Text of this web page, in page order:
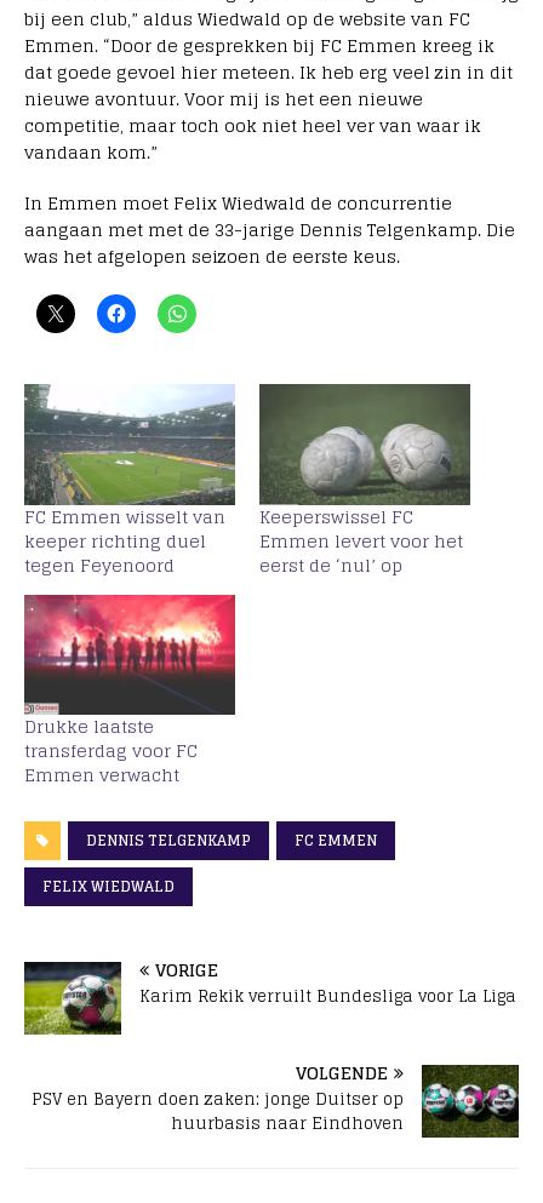
bij een club,” aldus Wiedwald op de website van FC
Emmen. “Door de gesprekken bij FC Emmen kreeg ik
dat goede gevoel hier meteen. Ik heb erg veel zin in dit
nieuwe avontuur. Voor mij is het een nieuwe
competitie, maar toch ook niet heel ver van waar ik
vandaan kom.”
In Emmen moet Felix Wiedwald de concurrentie
aangaan met met de 33-jarige Dennis Telgenkamp. Die
was het afgelopen seizoen de eerste keus.
FC Emmen wisselt van
keeper richting duel
tegen Feyenoord
Keeperswissel FC
Emmen levert voor het
eerst de ‘nul’ op
Drukke laatste
transferdag voor FC
Emmen verwacht
DENNIS TELGENKAMP
FC EMMEN
FELIX WIEDWALD
VORIGE
Karim Rekik verruilt Bundesliga voor La Liga
VOLGENDE
PSV en Bayern doen zaken: jonge Duitser op
huurbasis naar Eindhoven